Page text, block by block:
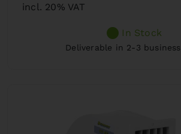
incl. 20% VAT
In Stock
Deliverable in 2-3